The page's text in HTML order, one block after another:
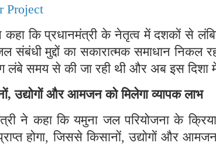
Project
कहा कि प्रधानमंत्री के नेतृत्व में दशकों से
संबंधी मुद्दों का सकारात्मक समाधान निकल
लंबे समय से की जा रही थी और अब इस दिशा में
उद्योगों और आमजन को मिलेगा व्यापक लाभ
ने कहा कि यमुना जल परियोजना के
होगा, जिससे किसानों, उद्योगों और